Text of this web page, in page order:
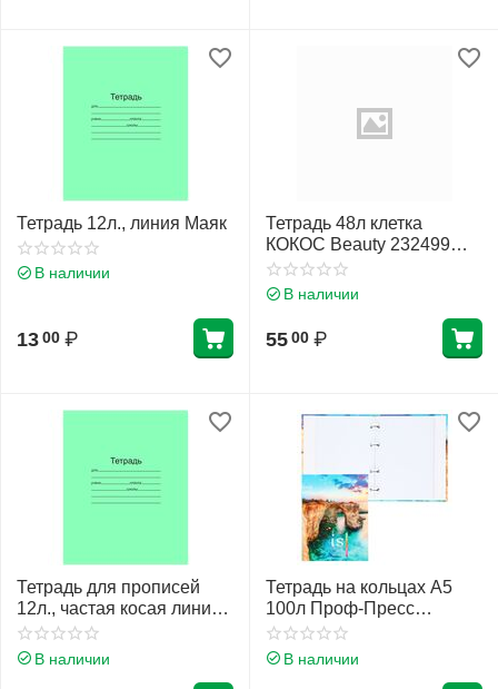
Тетрадь 12л., линия Маяк
В наличии
13 00 ₽
Тетрадь 48л клетка
КОКОС Beauty 232499
ассорти 4 вида
В наличии
55 00 ₽
Тетрадь для прописей
12л., частая косая линия
Маяк
В наличии
Тетрадь на кольцах А5
100л Проф-Пресс
Творение природы глянц
лам 100-2549
В наличии